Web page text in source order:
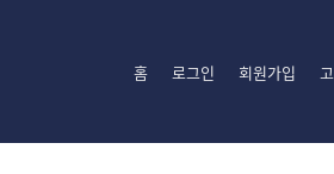
홈 로그인 회원가입